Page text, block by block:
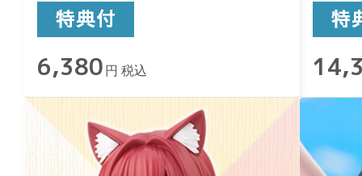
6,380 円 税込